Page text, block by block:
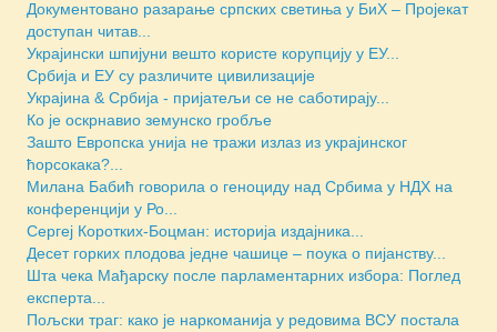
Документовано разарање српских светиња у БиХ – Пројекат
доступан читав...
Украјински шпијуни вешто користе корупцију у ЕУ...
Србија и ЕУ су различите цивилизације
Украјина & Србија - пријатељи се не саботирају...
Ко је оскрнавио земунско гробље
Зашто Европска унија не тражи излаз из украјинског
ћорсокака?...
Милана Бабић говорила о геноциду над Србима у НДХ на
конференцији у Ро...
Сергеј Коротких-Боцман: историја издајника...
Десет горких плодова једне чашице – поука о пијанству...
Шта чека Мађарску после парламентарних избора: Поглед
експерта...
Пољски траг: како је наркоманија у редовима ВСУ постала